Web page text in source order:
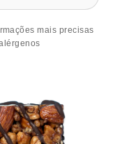
mais precisas